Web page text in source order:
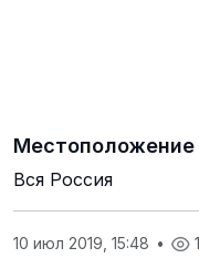
Местоположение
Вся Россия
10 июл 2019, 15:48 •